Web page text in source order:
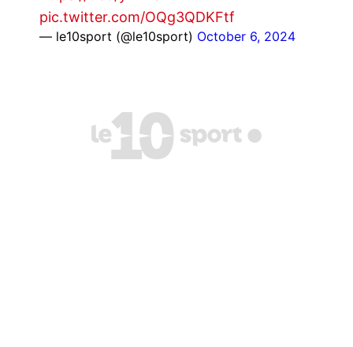
pic.twitter.com/OQg3QDKFtf
— le10sport (@le10sport) October 6, 2024